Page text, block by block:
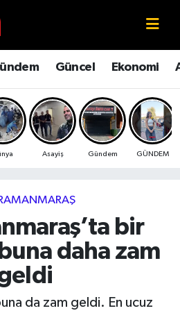
Güncel Ekonomi
Asayiş Gündem GÜNDEM
bir
daha zam
da zam geldi. En ucuz
Röportajları
Eczaneler
Durumu
Vakitleri
Yoğunluk Haritası
ve Fikstür